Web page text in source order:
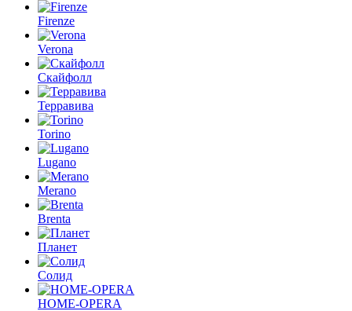
Firenze
Verona
Скайфолл
Терравива
Torino
Lugano
Merano
Brenta
Планет
Солид
HOME-OPERA